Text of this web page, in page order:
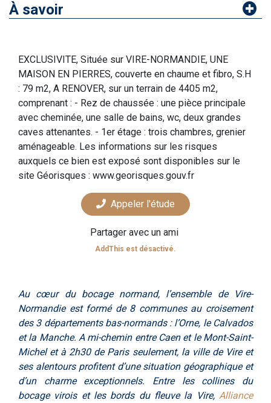
À savoir
EXCLUSIVITE, Située sur VIRE-NORMANDIE, UNE
MAISON EN PIERRES, couverte en chaume et fibro, S.H
: 79 m2, A RENOVER, sur un terrain de 4405 m2,
comprenant : - Rez de chaussée : une pièce principale
avec cheminée, une salle de bains, wc, deux grandes
caves attenantes. - 1er étage : trois chambres, grenier
aménageable. Les informations sur les risques
auxquels ce bien est exposé sont disponibles sur le
site Géorisques : www.georisques.gouv.fr
Appeler l'étude
Partager avec un ami
AddThis est désactivé.
Au cœur du bocage normand, l’ensemble de Vire-
Normandie est formé de 8 communes au croisement
des 3 départements bas-normands : l’Orne, le Calvados
et la Manche. A mi-chemin entre Caen et le Mont-Saint-
Michel et à 2h30 de Paris seulement, la ville de Vire et
ses alentours profitent d’une situation géographique et
d’un charme exceptionnels. Entre les collines du
bocage virois et les bords du fleuve la Vire, Alliance